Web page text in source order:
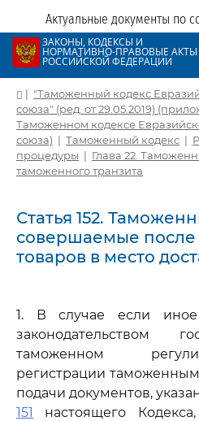
Актуальные документы по
ЗАКОНЫ, КОДЕКСЫ И
НОРМАТИВНО-ПРАВОВЫЕ АКТЫ
РОССИЙСКОЙ ФЕДЕРАЦИИ
| "Таможенный кодекс
союза" (ред. от 29.05.2019)
Таможенном кодексе
союза) | Таможенный кодекс |
процедуры | Глава 22.
таможенного транзита
Статья 152.
совершаемые после
товаров в место
1. В случае если
законодательством
таможенном
регистрации
подачи документов,
151
настоящего